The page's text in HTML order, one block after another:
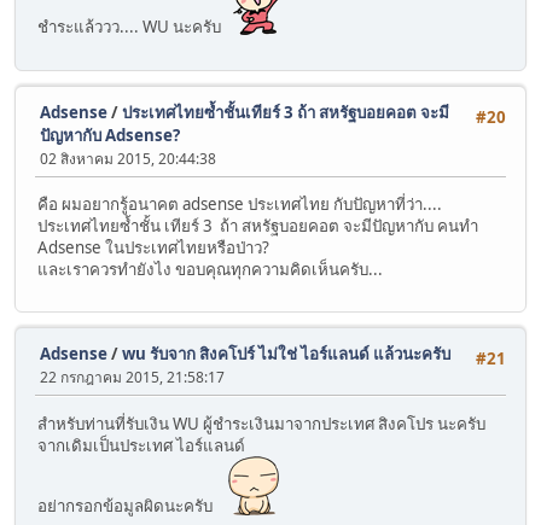
ชำระแล้ววว.... WU นะครับ
#20
Adsense/ประเทศไทยซ้ำชั้นเทียร์ 3 ถ้า สหรัฐบอยคอต จะมี
ปัญหากับ Adsense?
02 สิงหาคม 2015, 20:44:38
คือ ผมอยากรู้อนาคต adsense ประเทศไทย กับปัญหาที่ว่า....
ประเทศไทยซ้ำชั้น เทียร์ 3 ถ้า สหรัฐบอยคอต จะมีปัญหากับ คนทำ
Adsense ในประเทศไทยหรือป่าว?
และเราควรทำยังไง ขอบคุณทุกความคิดเห็นครับ...
#21
Adsense/wu รับจาก สิงคโปร์ ไม่ใช่ ไอร์แลนด์ แล้วนะครับ
22 กรกฎาคม 2015, 21:58:17
สำหรับท่านที่รับเงิน WU ผู้ชำระเงินมาจากประเทศ สิงคโปร นะครับ
จากเดิมเป็นประเทศ ไอร์แลนด์
อย่ากรอกข้อมูลผิดนะครับ